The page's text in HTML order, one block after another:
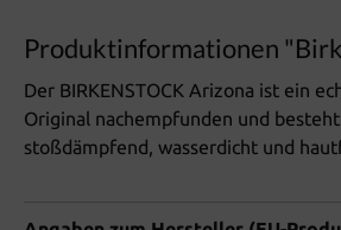
Produktinformationen
Der BIRKENSTOCK Arizona ist ein
Original nachempfunden und
stoßdämpfend, wasserdicht und